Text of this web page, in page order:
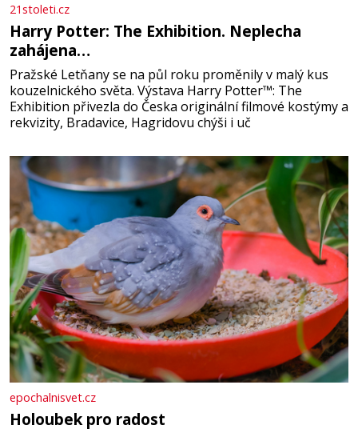
21stoleti.cz
Harry Potter: The Exhibition. Neplecha
zahájena…
Pražské Letňany se na půl roku proměnily v malý kus
kouzelnického světa. Výstava Harry Potter™: The
Exhibition přivezla do Česka originální filmové kostýmy a
rekvizity, Bradavice, Hagridovu chýši i uč
epochalnisvet.cz
Holoubek pro radost